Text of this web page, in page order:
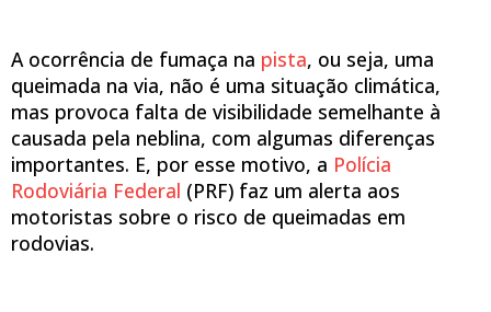
A ocorrência de fumaça na pista, ou seja, uma
queimada na via, não é uma situação climática,
mas provoca falta de visibilidade semelhante à
causada pela neblina, com algumas diferenças
importantes. E, por esse motivo, a Polícia
Rodoviária Federal (PRF) faz um alerta aos
motoristas sobre o risco de queimadas em
rodovias.